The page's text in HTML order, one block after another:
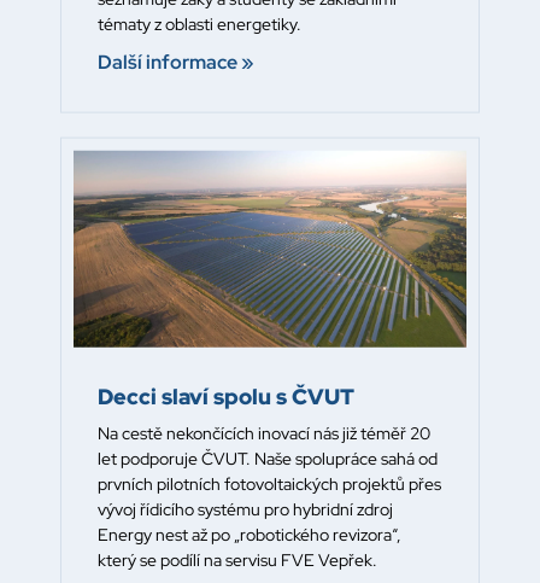
tématy z oblasti energetiky.
Další informace »
Decci slaví spolu s ČVUT
Na cestě nekončících inovací nás již téměř 20
let podporuje ČVUT. Naše spolupráce sahá od
prvních pilotních fotovoltaických projektů přes
vývoj řídicího systému pro hybridní zdroj
Energy nest až po „robotického revizora“,
který se podílí na servisu FVE Vepřek.